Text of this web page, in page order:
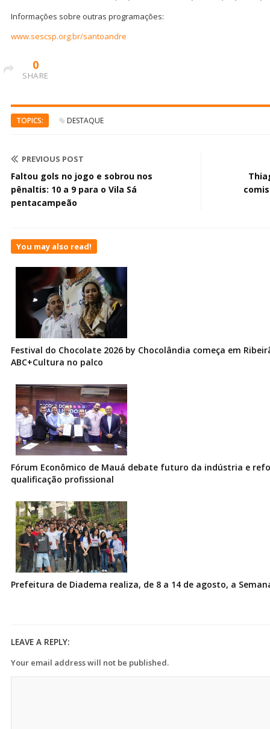
Informações sobre outras programações:
www.sescsp.org.br/santoandre
0
SHARE
TOPICS: DESTAQUE
PREVIOUS POST
Faltou gols no jogo e sobrou nos
pênaltis: 10 a 9 para o Vila Sá
pentacampeão
You may also read!
Festival do Chocolate 2026 by Chocolândia começa em
ABC+Cultura no palco
Fórum Econômico de Mauá debate futuro da indústria e
qualificação profissional
Prefeitura de Diadema realiza, de 8 a 14 de agosto, a
LEAVE A REPLY:
Your email address will not be published.